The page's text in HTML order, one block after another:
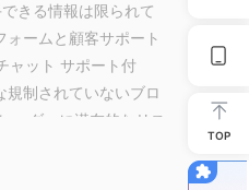
きる情報は限られて
ームと顧客サポート
ャット サポート付
制されていないブロ
ーダーに潜在的なリス
きます。
TOP